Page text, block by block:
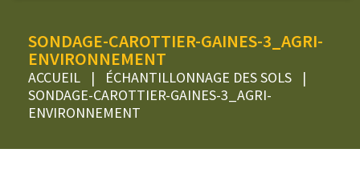
SONDAGE-CAROTTIER-GAINES-3_AGRI-
ENVIRONNEMENT
ACCUEIL | ÉCHANTILLONNAGE DES SOLS
|
SONDAGE-CAROTTIER-GAINES-3_AGRI-
ENVIRONNEMENT